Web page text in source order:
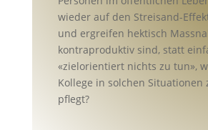
wieder auf den Streisand-
und ergreifen hektisch
kontraproduktiv sind, statt
«zielorientiert nichts zu tun»,
Kollege in solchen Situationen
pflegt?